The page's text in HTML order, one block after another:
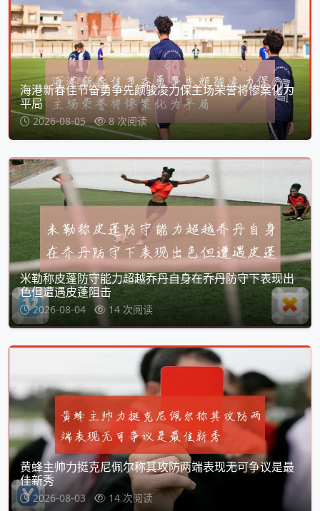
海港新春佳节奋勇争先颜骏凌力保主场荣誉将惨案化为
平局
2026-08-05 8 次阅读
米勒称皮蓬防守能力超越乔丹自身在乔丹防守下表现出
色但遭遇皮蓬阻击
2026-08-04 14 次阅读
黄蜂主帅力挺克尼佩尔称其攻防两端表现无可争议是最
佳新秀
2026-08-03 14 次阅读